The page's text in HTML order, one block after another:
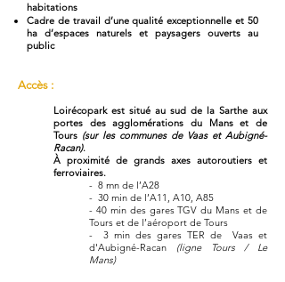
habitations
Cadre de travail d’une qualité exceptionnelle et 50
ha d’espaces naturels et paysagers ouverts au
public
Accès :
Loirécopark est situé au sud de la Sarthe aux
portes des agglomérations du Mans et de
Tours (sur les communes de Vaas et Aubigné-
Racan).
À proximité de grands axes autoroutiers et
ferroviaires.
- 8 mn de l’A28
- 30 min de l’A11, A10, A85
- 40 min des gares TGV du Mans et de
Tours et de l’aéroport de Tours
- 3 min des gares TER de Vaas et
d'Aubigné-Racan (ligne Tours / Le
Mans)